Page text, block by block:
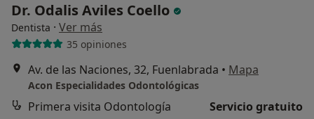
Dr. Odalis Aviles Coello
Dentista · Ver más
35 opiniones
Av. de las Naciones, 32, Fuenlabrada • Mapa
Acon Especialidades Odontológicas
Primera visita Odontología
Servicio gratuito